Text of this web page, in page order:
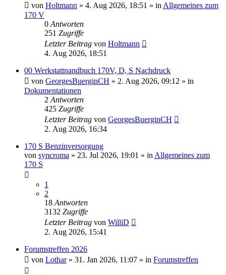
von Holtmann » 4. Aug 2026, 18:51 » in Allgemeines zum
170 V
0 Antworten
251 Zugriffe
Letzter Beitrag von Holtmann
4. Aug 2026, 18:51
00 Werkstattnandbuch 170V, D, S Nachdruck
von GeorgesBuerginCH » 2. Aug 2026, 09:12 » in
Dokumentationen
2 Antworten
425 Zugriffe
Letzter Beitrag von GeorgesBuerginCH
2. Aug 2026, 16:34
170 S Benzinversorgung
von syncroma » 23. Jul 2026, 19:01 » in Allgemeines zum
170 S
1
2
18 Antworten
3132 Zugriffe
Letzter Beitrag von WilliD
2. Aug 2026, 15:41
Forumstreffen 2026
von Lothar» 31. Jan 2026, 11:07 » in Forumstreffen